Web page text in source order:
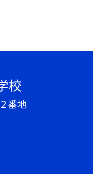
校
番地